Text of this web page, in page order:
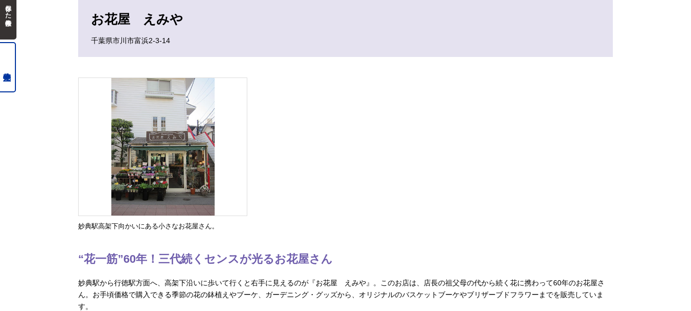
お花屋 えみや
千葉県市川市富浜2-3-14
妙典駅高架下向かいにある小さなお花屋さん。
“花一筋”60年！三代続くセンスが光るお花屋さん
妙典駅から行徳駅方面へ、高架下沿いに歩いて行くと右手に見えるのが『お花屋 えみや』。このお店は、店長の祖父母の代から続く花に携わって60年のお花屋さ
ん。お手頃価格で購入できる季節の花の鉢植えやブーケ、ガーデニング・グッズから、オリジナルのバスケットブーケやブリザーブドフラワーまでを販売していま
す。
保存した検索条件